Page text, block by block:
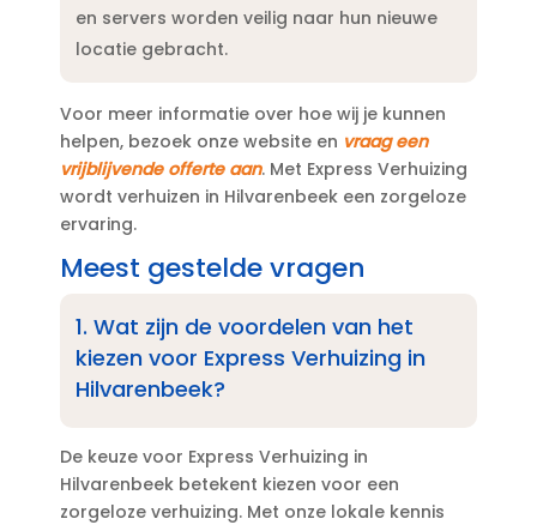
en servers worden veilig naar hun nieuwe
locatie gebracht.​
Voor meer informatie over hoe wij je kunnen
helpen, bezoek onze website en vraag een
vrijblijvende offerte aan.​ Met Express Verhuizing
wordt verhuizen in Hilvarenbeek een zorgeloze
ervaring.​
Meest gestelde vragen
1.​ Wat zijn de voordelen van het
kiezen voor Express Verhuizing in
Hilvarenbeek?
De keuze voor Express Verhuizing in
Hilvarenbeek betekent kiezen voor een
zorgeloze verhuizing.​ Met onze lokale kennis